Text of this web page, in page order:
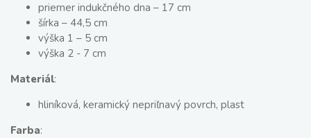
priemer indukčného dna – 17 cm
šírka – 44,5 cm
výška 1 – 5 cm
výška 2 - 7 cm
Materiál:
hliníková, keramický nepriľnavý povrch, plast
Farba: